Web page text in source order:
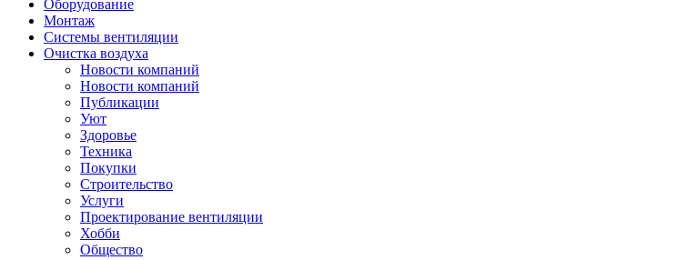
Оборудование
Монтаж
Системы вентиляции
Очистка воздуха
Новости компаний
Новости компаний
Публикации
Уют
Здоровье
Техника
Покупки
Строительство
Услуги
Проектирование вентиляции
Хобби
Общество